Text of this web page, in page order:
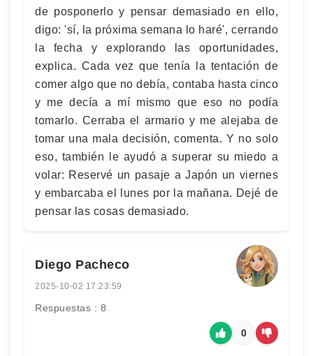
de posponerlo y pensar demasiado en ello,
digo: 'sí, la próxima semana lo haré', cerrando
la fecha y explorando las oportunidades,
explica. Cada vez que tenía la tentación de
comer algo que no debía, contaba hasta cinco
y me decía a mí mismo que eso no podía
tomarlo. Cerraba el armario y me alejaba de
tomar una mala decisión, comenta. Y no solo
eso, también le ayudó a superar su miedo a
volar: Reservé un pasaje a Japón un viernes
y embarcaba el lunes por la mañana. Dejé de
pensar las cosas demasiado.
Diego Pacheco
2025-10-02 17:23:59
Respuestas : 8
0